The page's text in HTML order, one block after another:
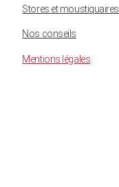
Stores et moustiquaires
Nos conseils
Mentions légales